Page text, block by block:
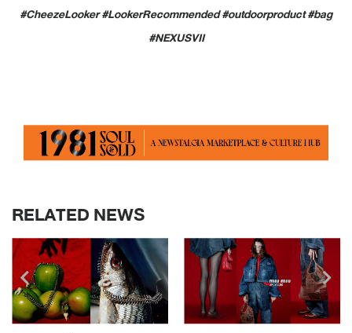
#CheezeLooker #LookerRecommended #outdoorproduct #bag
#NEXUSVII
RELATED NEWS